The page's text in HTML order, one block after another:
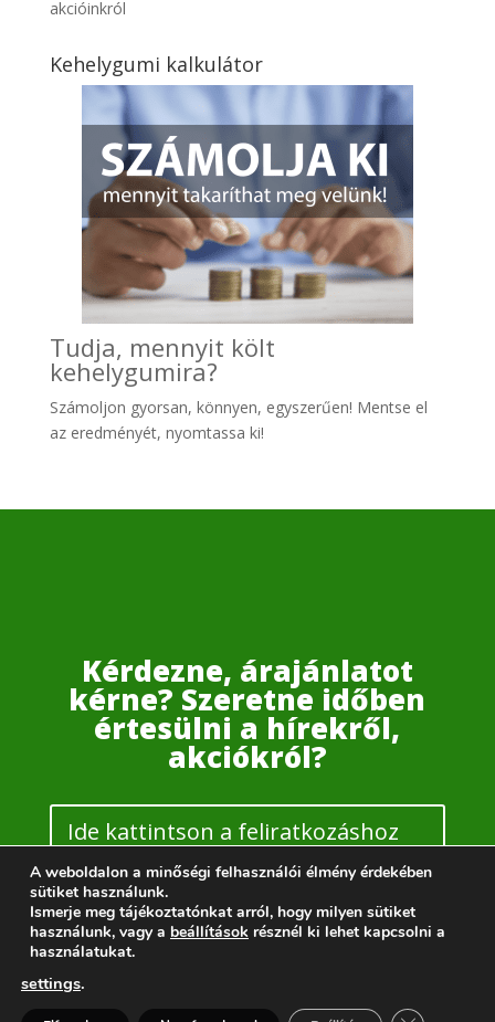
akcióinkról
Kehelygumi kalkulátor
Tudja, mennyit költ
kehelygumira?
Számoljon gyorsan, könnyen, egyszerűen! Mentse el
az eredményét, nyomtassa ki!
Kérdezne, árajánlatot
kérne? Szeretne időben
értesülni a hírekről,
akciókról?
Ide kattintson a feliratkozáshoz
vagy ajánlakéréshez
KHP Budapest | Motor: WordPress | Design: Elegant
A weboldalon a minőségi felhasználói élmény érdekében
sütiket használunk.
Ismerje meg tájékoztatónkat arról, hogy milyen sütiket
használunk, vagy a beállítások résznél ki lehet kapcsolni a
használatukat.
settings.
Kérdése van? Segítünk >